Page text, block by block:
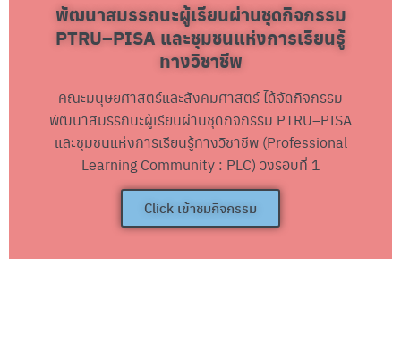
พัฒนาสมรรถนะผู้เรียนผ่านชุดกิจกรรม
PTRU–PISA และชุมชนแห่งการเรียนรู้
ทางวิชาชีพ
คณะมนุษยศาสตร์และสังคมศาสตร์ ได้จัดกิจกรรม
พัฒนาสมรรถนะผู้เรียนผ่านชุดกิจกรรม PTRU–PISA
และชุมชนแห่งการเรียนรู้ทางวิชาชีพ (Professional
Learning Community : PLC) วงรอบที่ 1
Click เข้าชมกิจกรรม